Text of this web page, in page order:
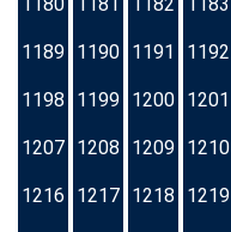
1189 1190 1191 1192
1198 1199 1200 1201
1207 1208 1209 1210
1216 1217 1218 1219